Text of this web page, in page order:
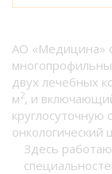
АО «Медицина»
двух лечебных
м 2, и
онкологический
Здесь